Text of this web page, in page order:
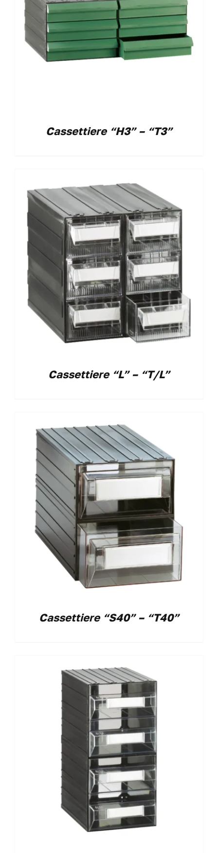
Cassettiere “H3” – “T3”
Cassettiere “L” – “T/L”
Cassettiere “S40” – “T40”